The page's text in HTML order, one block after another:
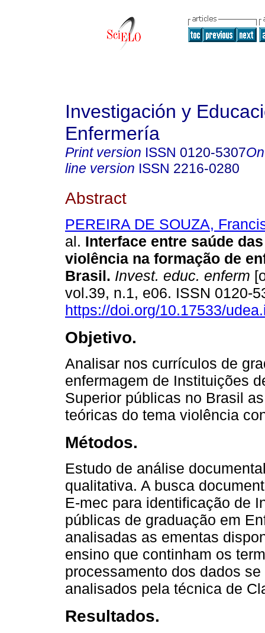
Investigación y
Enfermería
Print version ISSN 0120-5307
line version ISSN 2216-0280
Abstract
PEREIRA DE SOUZA,
al. Interface entre saúde
violência na formação de
Brasil. Invest. educ. enferm
vol.39, n.1, e06. ISSN 0120-
https://doi.org/10.17533/
Objetivo.
Analisar nos currículos de
enfermagem de Instituições
Superior públicas no Brasil
teóricas do tema violência
Métodos.
Estudo de análise
qualitativa. A busca
E-mec para identificação de
públicas de graduação em
analisadas as ementas
ensino que continham os
processamento dos dados
analisados pela técnica de
Resultados.